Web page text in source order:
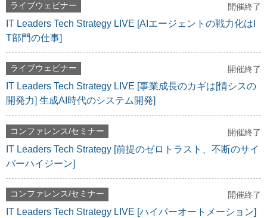
ライブウェビナー 開催終了
IT Leaders Tech Strategy LIVE [AIエージェントの戦力化はI
T部門の仕事]
ライブウェビナー 開催終了
IT Leaders Tech Strategy LIVE [事業成長のカギは[情シスの
開発力] 生成AI時代のシステム開発]
コンファレンス/セミナー 開催終了
IT Leaders Tech Strategy [前提のゼロトラスト、不断のサイ
バーハイジーン]
コンファレンス/セミナー 開催終了
IT Leaders Tech Strategy LIVE [ハイパーオートメーション]